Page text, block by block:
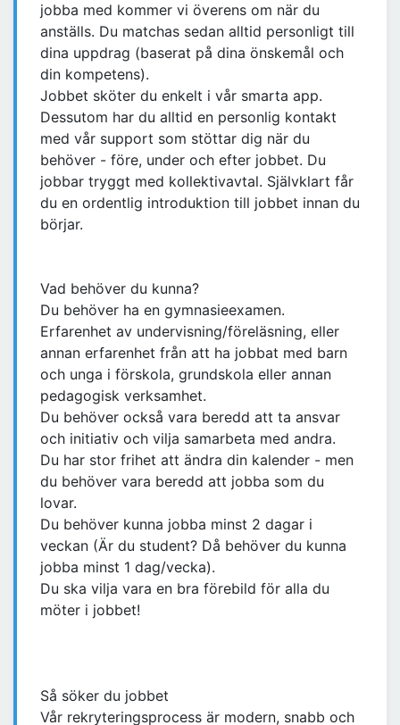
jobba med kommer vi överens om när du
anställs. Du matchas sedan alltid personligt till
dina uppdrag (baserat på dina önskemål och
din kompetens).
Jobbet sköter du enkelt i vår smarta app.
Dessutom har du alltid en personlig kontakt
med vår support som stöttar dig när du
behöver - före, under och efter jobbet. Du
jobbar tryggt med kollektivavtal. Självklart får
du en ordentlig introduktion till jobbet innan du
börjar.
Vad behöver du kunna?
Du behöver ha en gymnasieexamen.
Erfarenhet av undervisning/föreläsning, eller
annan erfarenhet från att ha jobbat med barn
och unga i förskola, grundskola eller annan
pedagogisk verksamhet.
Du behöver också vara beredd att ta ansvar
och initiativ och vilja samarbeta med andra.
Du har stor frihet att ändra din kalender - men
du behöver vara beredd att jobba som du
lovar.
Du behöver kunna jobba minst 2 dagar i
veckan (Är du student? Då behöver du kunna
jobba minst 1 dag/vecka).
Du ska vilja vara en bra förebild för alla du
möter i jobbet!
Så söker du jobbet
Vår rekryteringsprocess är modern, snabb och